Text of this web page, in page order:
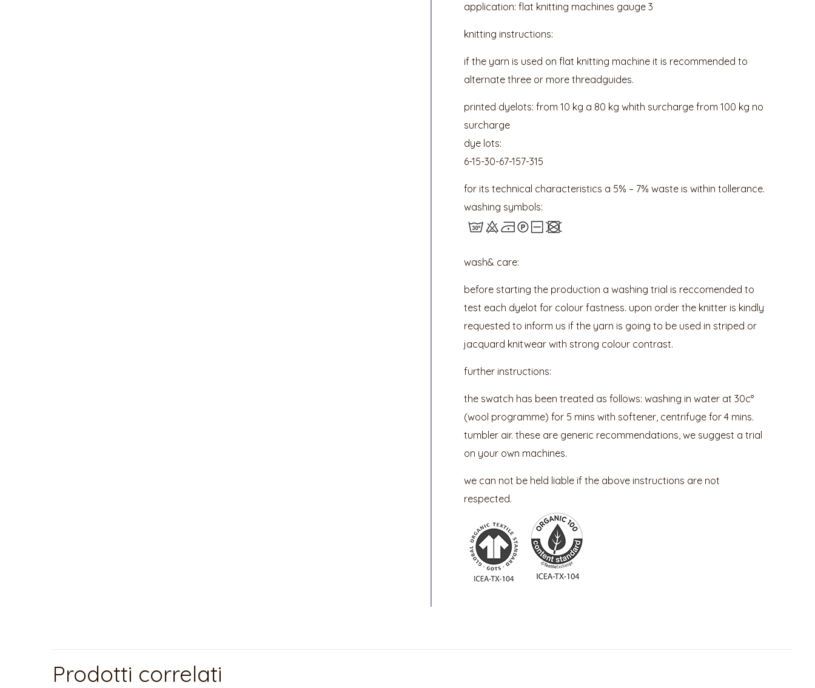
application: flat knitting machines gauge 3
knitting instructions:
if the yarn is used on flat knitting machine it is recommended to
alternate three or more threadguides.
printed dyelots: from 10 kg a 80 kg whith surcharge from 100 kg no
surcharge
dye lots:
6-15-30-67-157-315
for its technical characteristics a 5% – 7% waste is within tollerance.
washing symbols:
wash& care:
before starting the production a washing trial is reccomended to
test each dyelot for colour fastness. upon order the knitter is kindly
requested to inform us if the yarn is going to be used in striped or
jacquard knitwear with strong colour contrast.
further instructions:
the swatch has been treated as follows: washing in water at 30c°
(wool programme) for 5 mins with softener, centrifuge for 4 mins.
tumbler air. these are generic recommendations, we suggest a trial
on your own machines.
we can not be held liable if the above instructions are not
respected.
Prodotti correlati